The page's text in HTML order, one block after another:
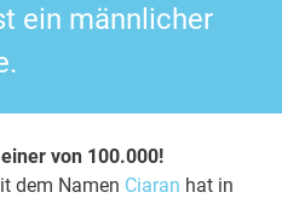
ein männlicher
von 100.000!
dem Namen Ciaran hat in